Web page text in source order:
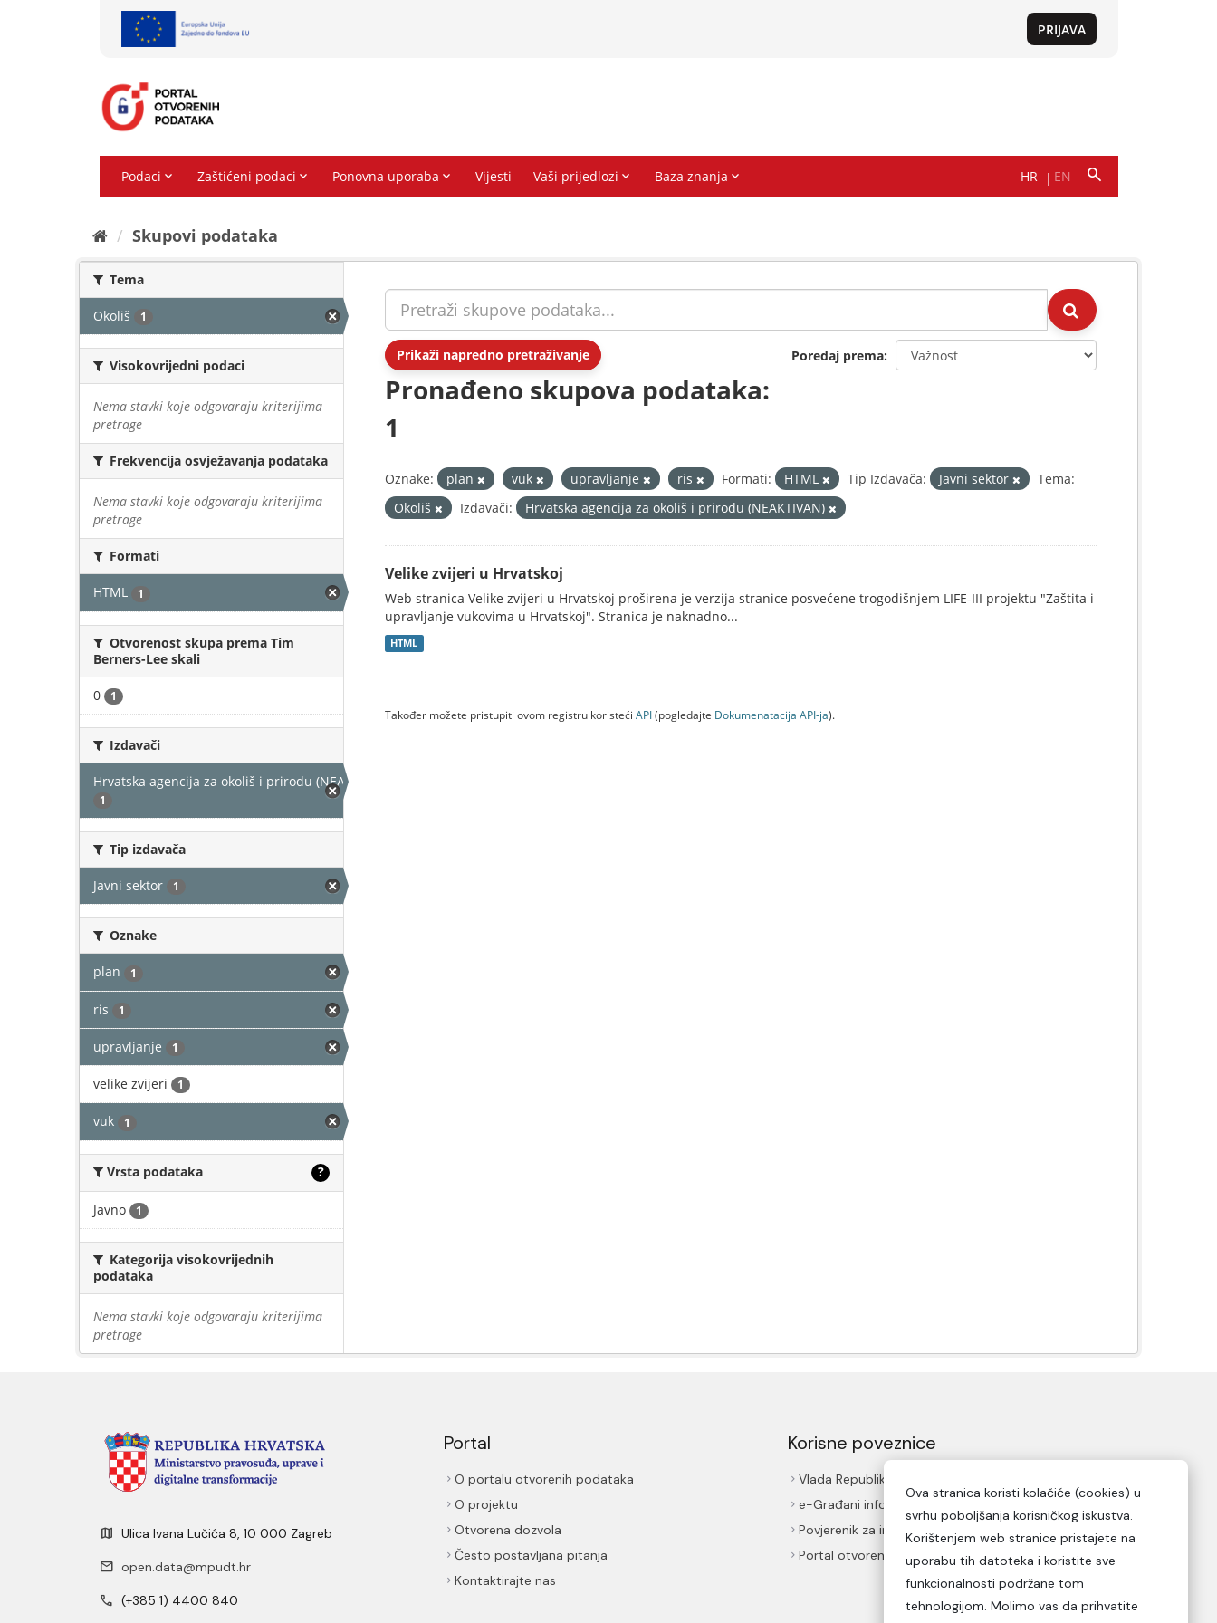
Skupovi podаtаkа
Tema
Okoliš 1
Visokovrijedni podaci
Nema stavki koje odgovaraju kriterijima
pretrage
Frekvencija osvježavanja podataka
Nema stavki koje odgovaraju kriterijima
pretrage
Formati
HTML 1
Otvorenost skupa prema Tim
Berners-Lee skali
0 1
Izdavači
Hrvatska agencija za okoliš i prirodu (NEAKTIVAN)
1
Tip izdavača
Javni sektor 1
Oznake
plan 1
ris 1
upravljanje 1
velike zvijeri 1
vuk 1
Vrsta podataka ?
Javno 1
Kategorija visokovrijednih
podataka
Nema stavki koje odgovaraju kriterijima
pretrage
Prikaži napredno pretraživanje Poredaj prema
Pronađeno skupova podataka:
1
Oznake: plan vuk upravljanje ris Formati: HTML Tip Izdavača: Javni sektor
Tema:
Okoliš
Izdavači: Hrvatska agencija za okoliš i prirodu (NEAKTIVAN)
Velike zvijeri u Hrvatskoj
Web stranica Velike zvijeri u Hrvatskoj proširena je verzija stranice posvećene trogodišnjem LIFE-III projektu "Zaštita i
upravljanje vukovima u Hrvatskoj". Stranica je naknadno...
HTML
Također možete pristupiti ovom registru koristeći API(pogledajte Dokumenаtаcijа API-jа).